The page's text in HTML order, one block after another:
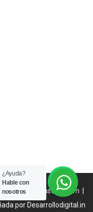
catalogofakastore.com
por Desarrollodigital.in
¿Ayuda?
Hable con
nosotros